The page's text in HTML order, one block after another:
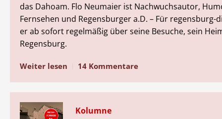
das Dahoam. Flo Neumaier ist Nachwuchsautor,
Fernsehen und Regensburger a.D. – Für regensburg-
er ab sofort regelmäßig über seine Besuche, sein
Regensburg.
Weiter lesen 14 Kommentare
Kolumne